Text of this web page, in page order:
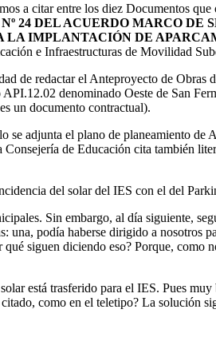
a citar entre los diez Documentos que
24 DEL ACUERDO MARCO DE
IMPLANTACIÓN DE
e Infraestructuras de Movilidad
redactar el Anteproyecto de Obras
denominado Oeste de San
un documento contractual).
se adjunta el plano de planeamiento
de Educación cita también
del solar del IES con el del
Sin embargo, al día siguiente,
podía haberse dirigido a nosotros
siguen diciendo eso? Porque,
está trasferido para el IES. Pues
como en el teletipo? La solución